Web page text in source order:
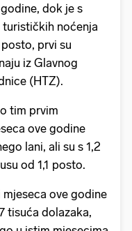
dok je s
turističkih noćenja
prvi su
iz Glavnog
(HTZ).
tim prvim
ove godine
lani, ali su s 1,2
od 1,1 posto.
ove godine
tisuća dolazaka,